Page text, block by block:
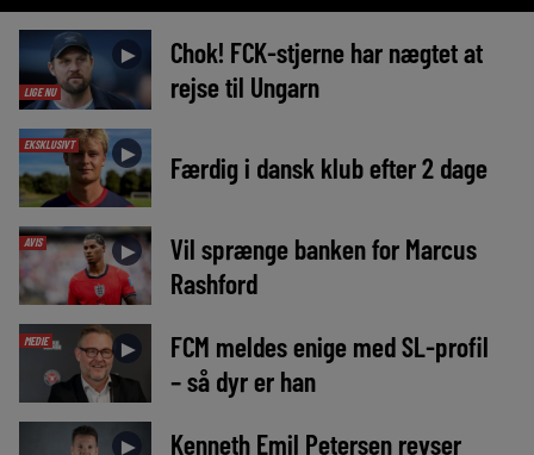
LIGE NU
►
Chok! FCK-stjerne har nægtet at
rejse til Ungarn
EKSKLUSIVT ► Færdig i dansk klub efter 2 dage
AVIS ►
Vil sprænge banken for Marcus
Rashford
MEDIE ►
FCM meldes enige med SL-profil
– så dyr er han
►
Kenneth Emil Petersen revser